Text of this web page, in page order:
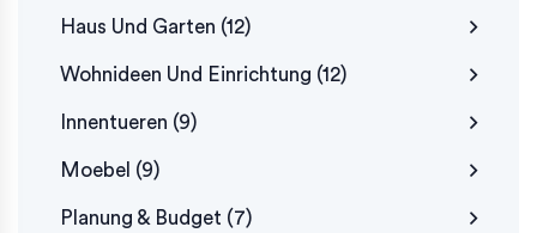
Haus Und Garten (12)
Wohnideen Und Einrichtung (12)
Innentueren (9)
Moebel (9)
Planung & Budget (7)